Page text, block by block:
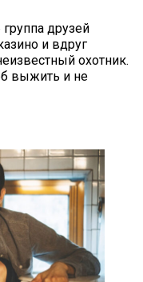
друзей
и вдруг
охотник.
выжить и не